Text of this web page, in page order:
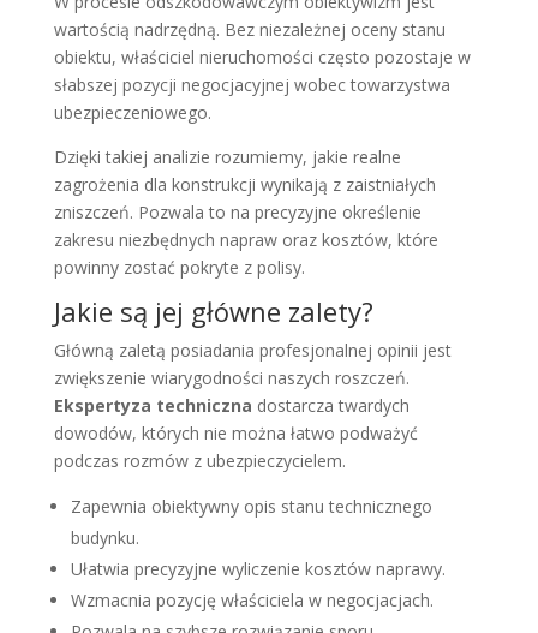
wartością nadrzędną. Bez niezależnej oceny stanu
obiektu, właściciel nieruchomości często pozostaje w
słabszej pozycji negocjacyjnej wobec towarzystwa
ubezpieczeniowego.
Dzięki takiej analizie rozumiemy, jakie realne
zagrożenia dla konstrukcji wynikają z zaistniałych
zniszczeń. Pozwala to na precyzyjne określenie
zakresu niezbędnych napraw oraz kosztów, które
powinny zostać pokryte z polisy.
Jakie są jej główne zalety?
Główną zaletą posiadania profesjonalnej opinii jest
zwiększenie wiarygodności naszych roszczeń.
Ekspertyza techniczna dostarcza twardych
dowodów, których nie można łatwo podważyć
podczas rozmów z ubezpieczycielem.
Zapewnia obiektywny opis stanu technicznego
budynku.
Ułatwia precyzyjne wyliczenie kosztów naprawy.
Wzmacnia pozycję właściciela w negocjacjach.